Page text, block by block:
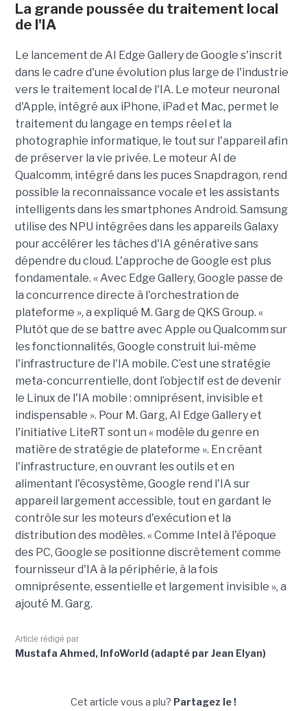
La grande poussée du traitement local
de l'IA
Le lancement de AI Edge Gallery de Google s'inscrit
dans le cadre d'une évolution plus large de l'industrie
vers le traitement local de l'IA. Le moteur neuronal
d'Apple, intégré aux iPhone, iPad et Mac, permet le
traitement du langage en temps réel et la
photographie informatique, le tout sur l'appareil afin
de préserver la vie privée. Le moteur AI de
Qualcomm, intégré dans les puces Snapdragon, rend
possible la reconnaissance vocale et les assistants
intelligents dans les smartphones Android. Samsung
utilise des NPU intégrées dans les appareils Galaxy
pour accélérer les tâches d'IA générative sans
dépendre du cloud. L'approche de Google est plus
fondamentale. « Avec Edge Gallery, Google passe de
la concurrence directe à l'orchestration de
plateforme », a expliqué M. Garg de QKS Group. «
Plutôt que de se battre avec Apple ou Qualcomm sur
les fonctionnalités, Google construit lui-même
l'infrastructure de l'IA mobile. C’est une stratégie
meta-concurrentielle, dont l’objectif est de devenir
le Linux de l'IA mobile : omniprésent, invisible et
indispensable ». Pour M. Garg, AI Edge Gallery et
l'initiative LiteRT sont un « modèle du genre en
matière de stratégie de plateforme ». En créant
l'infrastructure, en ouvrant les outils et en
alimentant l'écosystème, Google rend l'IA sur
appareil largement accessible, tout en gardant le
contrôle sur les moteurs d'exécution et la
distribution des modèles. « Comme Intel à l'époque
des PC, Google se positionne discrètement comme
fournisseur d'IA à la périphérie, à la fois
omniprésente, essentielle et largement invisible », a
ajouté M. Garg.
Article rédigé par
Mustafa Ahmed, InfoWorld (adapté par Jean Elyan)
Cet article vous a plu? Partagez le !